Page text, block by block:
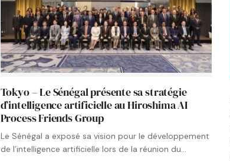
Tokyo – Le Sénégal présente sa stratégie
d’intelligence artificielle au Hiroshima AI
Process Friends Group
Le Sénégal a exposé sa vision pour le développement
de l’intelligence artificielle lors de la réunion du